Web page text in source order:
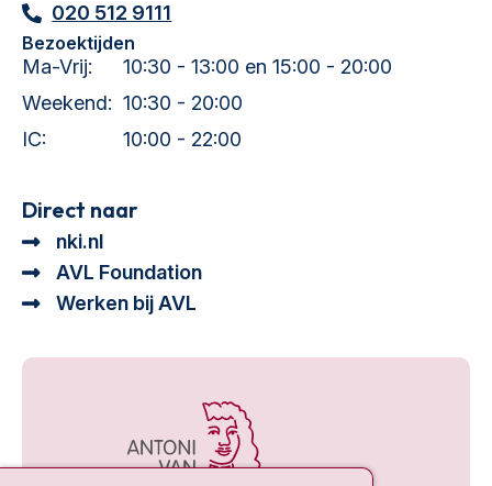
020 512 9111
Bezoektijden
Ma-Vrij:
10:30 - 13:00 en 15:00 - 20:00
Weekend: 10:30 - 20:00
IC:
10:00 - 22:00
Direct naar
nki.nl
AVL Foundation
Werken bij AVL